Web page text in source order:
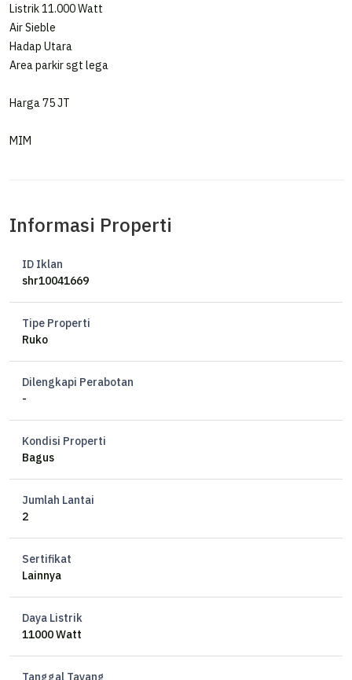
Listrik 11.000 Watt
Air Sieble
Hadap Utara
Area parkir sgt lega
Harga 75 JT
MIM
Informasi Properti
ID Iklan
shr10041669
Tipe Properti
Ruko
Dilengkapi Perabotan
-
Kondisi Properti
Bagus
Jumlah Lantai
2
Sertifikat
Lainnya
Daya Listrik
11000 Watt
Tanggal Tayang